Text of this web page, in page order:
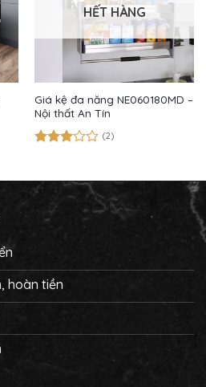
HẾT HÀNG
Giá kệ đa năng NE060180MD –
Nội thất An Tín
hạng
3.00
5
(2)
hoàn tiền